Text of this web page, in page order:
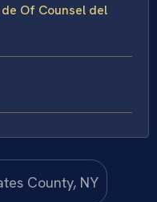
Of Counsel del